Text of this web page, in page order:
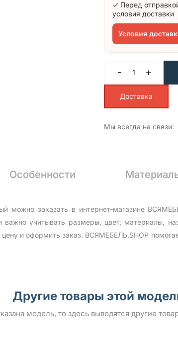
✓ Перед
условия доставки
Условия
- +
Доставка
Мы всегда на связи:
Особенности
заказать в интернет-магазине
учитывать размеры, цвет, материалы,
и оформить заказ. ВСЯМЕБЕЛЬ.SHOP
Другие товары этой
модель, то здесь выводятся другие